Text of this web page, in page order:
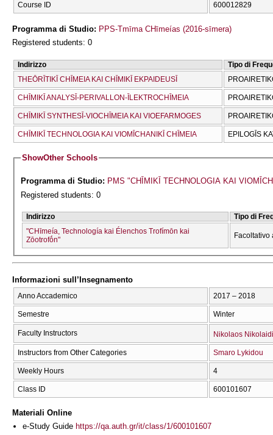
Course ID 600012829
Programma di Studio: PPS-Tmīma CΗīmeías (2016-sīmera)
Registered students: 0
Indirizzo
Tipo di
THEŌRĪTIKĪ CΗĪMEIA KAI CΗĪMIKĪ EKPAIDEUSĪ
CΗĪMIKĪ ANALYSĪ-PERIVALLON-ĪLEKTROCΗĪMEIA
CΗĪMIKĪ SYNTHESĪ-VIOCΗĪMEIA KAI VIOEFARMOGES
CΗĪMIKĪ TECΗNOLOGIA KAI VIOMĪCΗANIKĪ CΗĪMEIA EPILOGĪS
ShowOther Schools
Programma di Studio: PMS "CΗĪMIKĪ TECΗNOLOGIA KAI
Registered students: 0
Indirizzo
Tipo di
"CΗīmeía, Technología kai Élenchos Trofímōn kai
Zōotrofṓn"
Facoltativo
Informazioni sull’Insegnamento
Anno Accademico 2017 – 2018
Semestre Winter
Faculty Instructors Nikolaos
Instructors from Other Categories Smaro Lykidou
Weekly Hours 4
Class ID 600101607
Materiali Online
e-Study Guide https://qa.auth.gr/it/class/1/600101607